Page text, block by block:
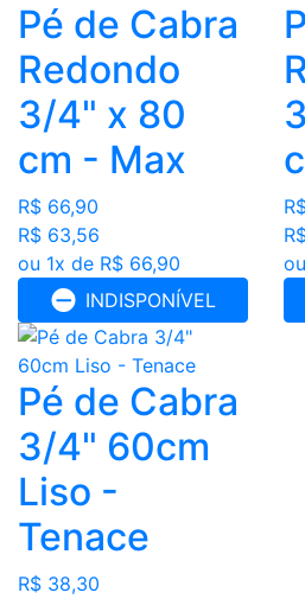
Pé de Cabra
Redondo
3/4" x 80
cm - Max
R$ 66,90
R$ 63,56
ou 1x de R$ 66,90
INDISPONÍVEL
Pé de Cabra
3/4" 60cm
Liso -
Tenace
R$ 38,30